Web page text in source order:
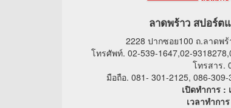
ลาดพร้าว สปอร์ต
2228 ปากซอย100 ถ.ลาดพ
โทรศัพท์. 02-539-1647,02-
โทรสาร.
มือถือ. 081- 301-2125, 086-
เปิดทำการ :
เวลาทำกา